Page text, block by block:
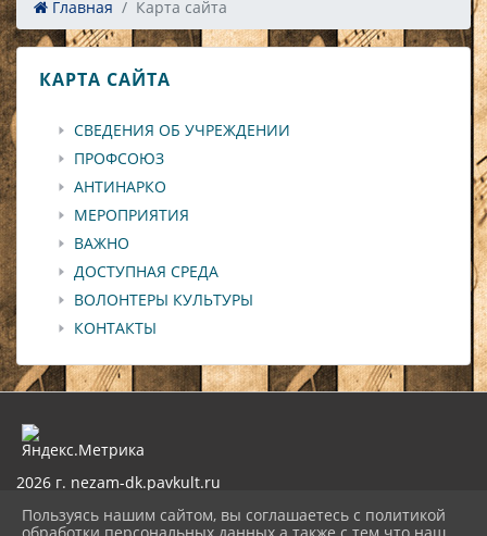
Главная Карта сайта
КАРТА САЙТА
СВЕДЕНИЯ ОБ УЧРЕЖДЕНИИ
ПРОФСОЮЗ
АНТИНАРКО
МЕРОПРИЯТИЯ
ВАЖНО
ДОСТУПНАЯ СРЕДА
ВОЛОНТЕРЫ КУЛЬТУРЫ
КОНТАКТЫ
2026 г. nezam-dk.pavkult.ru
Карта сайта
Пользуясь нашим сайтом, вы соглашаетесь с политикой